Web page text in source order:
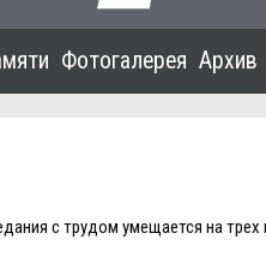
Фотогалерея Архив
с трудом умещается на трех